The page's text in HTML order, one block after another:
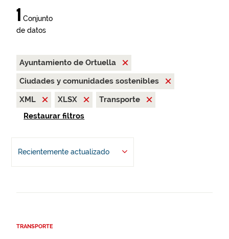
1 Conjunto
de datos
Ayuntamiento de Ortuella
Ciudades y comunidades sostenibles
XML
XLSX
Transporte
Restaurar filtros
Recientemente actualizado
TRANSPORTE